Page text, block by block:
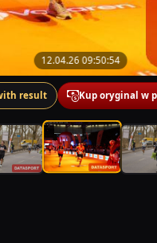
12.04.26 09:50:54
result Kup oryginal w